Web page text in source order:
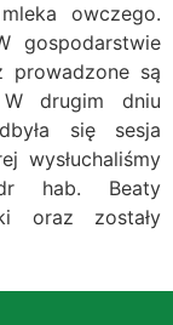
owczego.
gospodarstwie
prowadzone są
drugim dniu
się sesja
wysłuchaliśmy
hab. Beaty
oraz zostały